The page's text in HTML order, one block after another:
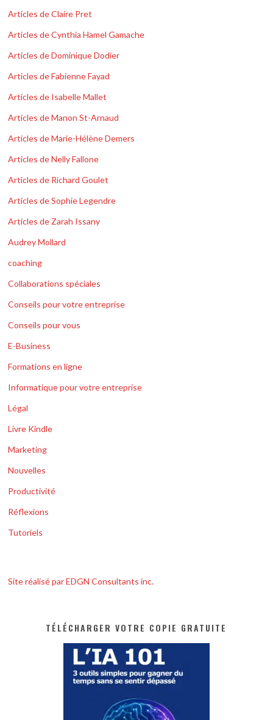
Articles de Claire Pret
Articles de Cynthia Hamel Gamache
Articles de Dominique Dodier
Articles de Fabienne Fayad
Articles de Isabelle Mallet
Articles de Manon St-Arnaud
Articles de Marie-Hélène Demers
Articles de Nelly Fallone
Articles de Richard Goulet
Articles de Sophie Legendre
Articles de Zarah Issany
Audrey Mollard
coaching
Collaborations spéciales
Conseils pour votre entreprise
Conseils pour vous
E-Business
Formations en ligne
Informatique pour votre entreprise
Légal
Livre Kindle
Marketing
Nouvelles
Productivité
Réflexions
Tutoriels
Site réalisé par EDGN Consultants inc.
TÉLÉCHARGER VOTRE COPIE GRATUITE